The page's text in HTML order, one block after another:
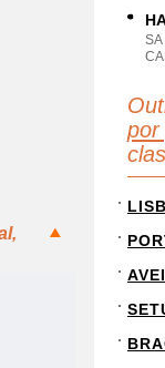
SA
por